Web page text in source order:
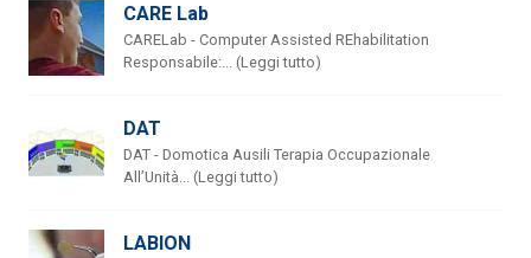
CARE Lab
CARELab - Computer Assisted REhabilitation
Responsabile:... (Leggi tutto)
DAT
DAT - Domotica Ausili Terapia Occupazionale
All’Unità... (Leggi tutto)
LABION